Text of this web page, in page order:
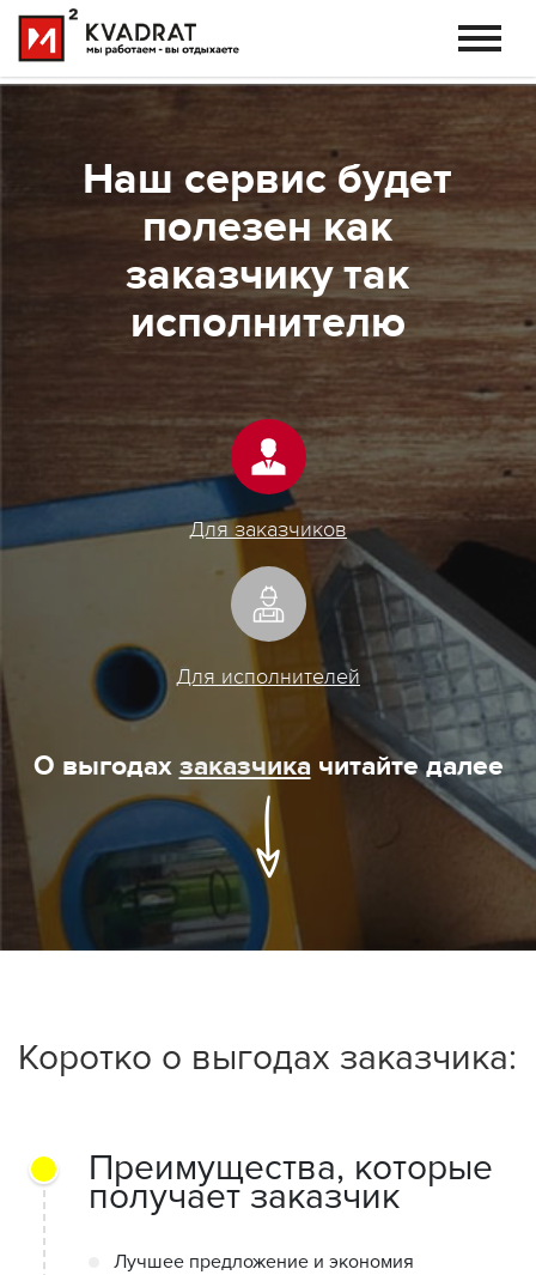
Наш сервис будет
полезен как
заказчику так
исполнителю
Для заказчиков
Для исполнителей
О выгодах заказчика читайте далее
Коротко о выгодах заказчика:
Преимущества, которые
получает заказчик
Лучшее предложение и экономия